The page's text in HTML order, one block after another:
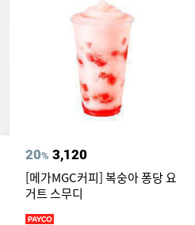
20% 3,120
[메가MGC커피] 복숭아 퐁당 요
거트 스무디